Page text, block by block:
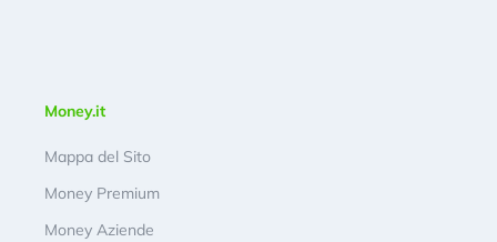
Money.it
Mappa del Sito
Money Premium
Money Aziende